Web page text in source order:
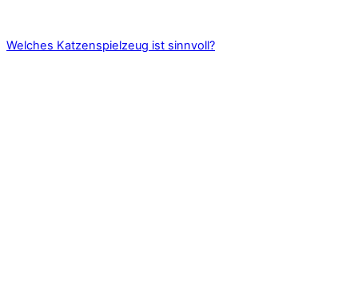
Welches Katzenspielzeug ist sinnvoll?